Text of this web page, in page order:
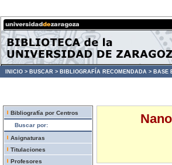
INICIO > BUSCAR > BIBLIOGRAFÍA RECOMENDADA > BASE
Bibliografía por Centros
Buscar por:
Asignaturas
Titulaciones
Profesores